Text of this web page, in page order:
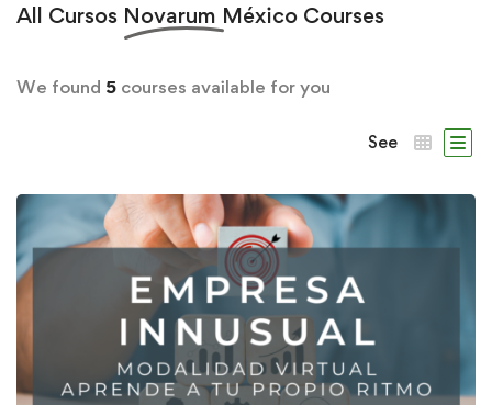
All Cursos Novarum México Courses
We found 5 courses available for you
See